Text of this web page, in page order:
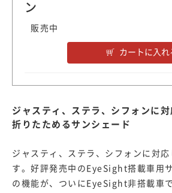
ン
販売中
カートに入れ
ジャスティ、ステラ、シフォンに
折りたためるサンシェード
ジャスティ、ステラ、シフォンに対
す。好評発売中のEyeSight搭載車用
の機能が、ついにEyeSight非搭載車